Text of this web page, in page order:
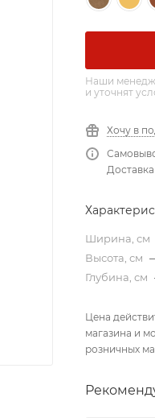
Наши
и уточнят
Хочу в
Ширина, см
Высота, см
Глубина, см
Цена
магазина и
розничных